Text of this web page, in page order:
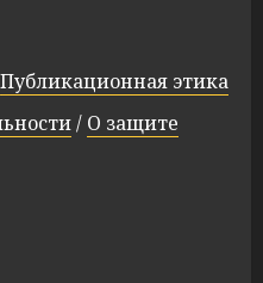
Публикационная этика
/ О защите